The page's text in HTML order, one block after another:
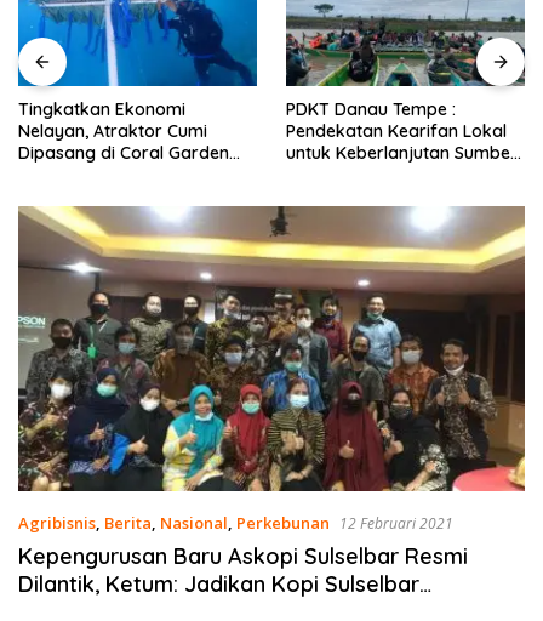
PDKT Danau Tempe :
Pendekatan Kearifan Lokal
untuk Keberlanjutan Sumber
Cara Mengatasi Penyakit
PMK pada Sapi Perah
Alami dan Medis
Agribisnis, Berita, Nasional, Perkebunan 12 Februari 2021
Kepengurusan Baru Askopi Sulselbar Resmi
Dilantik, Ketum: Jadikan Kopi Sulselbar